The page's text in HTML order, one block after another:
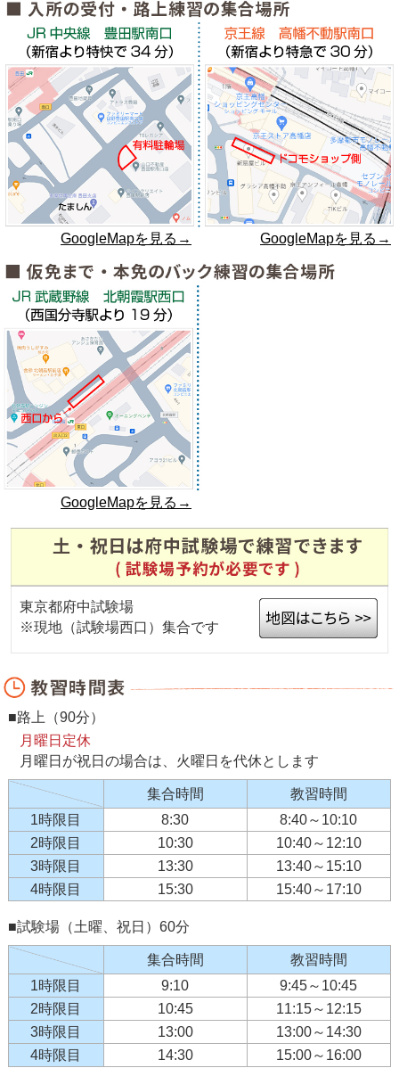
GoogleMapを見る→ GoogleMapを見る→
GoogleMapを見る→
東京都府中試験場
※現地（試験場西口）集合です
■路上（90分）
月曜日定休
月曜日が祝日の場合は、火曜日を代休とします
集合時間
教習時間
1時限目
8:30
8:40～10:10
2時限目
10:30
10:40～12:10
3時限目
13:30
13:40～15:10
4時限目
15:30 15:40～17:10
■試験場（土曜、祝日）60分
集合時間
教習時間
1時限目
9:10
9:45～10:45
2時限目
10:45
11:15～12:15
3時限目
13:00
13:00～14:30
4時限目
14:30 15:00～16:00